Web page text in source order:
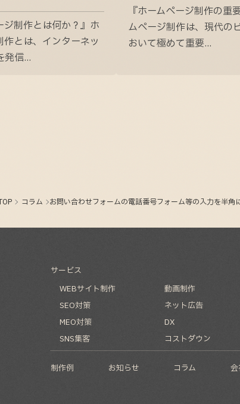
ジ制作とは何か？』ホ
作とは、インターネッ
発信...
『ホームページ制作の重
ムページ制作は、現代の
おいて極めて重要...
コラム お問い合わせフォームの電話番号フォーム等の入力を半角
サービス
WEBサイト制作
SEO対策
MEO対策
SNS集客
動画制作
ネット広告
DX
コストダウン
制作例 お知らせ コラム